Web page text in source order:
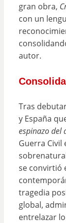
gran obra,
con un
autor.
Tras
y España
espinazo del
Guerra Civil
se convirtió
tragedia
global,
entrelazar